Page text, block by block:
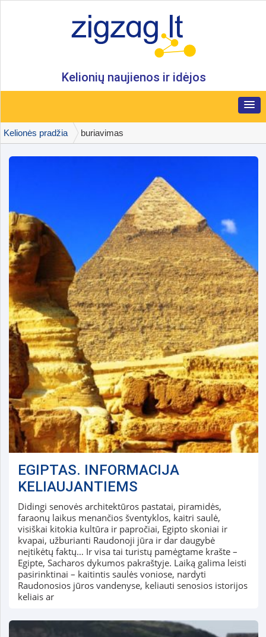
Kelionių naujienos ir idėjos
Kelionės pradžia buriavimas
EGIPTAS. INFORMACIJA
KELIAUJANTIEMS
Didingi senovės architektūros pastatai, piramidės,
faraonų laikus menančios šventyklos, kaitri saulė,
visiškai kitokia kultūra ir papročiai, Egipto skoniai ir
kvapai, užburianti Raudonoji jūra ir dar daugybė
neįtikėtų faktų… Ir visa tai turistų pamėgtame krašte –
Egipte, Sacharos dykumos pakraštyje. Laiką galima leisti
pasirinktinai – kaitintis saulės voniose, nardyti
Raudonosios jūros vandenyse, keliauti senosios istorijos
keliais ar